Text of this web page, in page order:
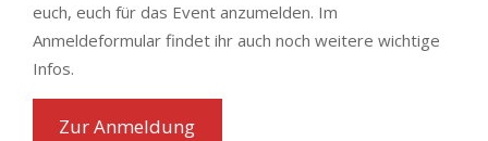
euch, euch für das Event anzumelden. Im
Anmeldeformular findet ihr auch noch weitere wichtige
Infos.
Zur Anmeldung